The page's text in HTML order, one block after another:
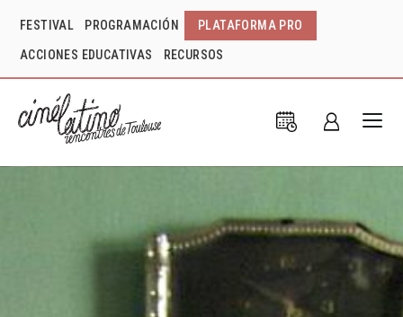
FESTIVAL PROGRAMACIÓN PLATAFORMA PRO
ACCIONES EDUCATIVAS RECURSOS